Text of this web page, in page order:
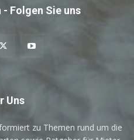
Folgen Sie uns
Uns
zu Themen rund um die